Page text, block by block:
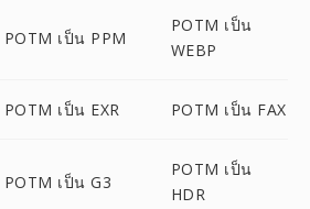
POTM เป็น PPM
POTM เป็น
WEBP
POTM เป็น EXR POTM เป็น FAX
POTM เป็น G3
POTM เป็น
HDR